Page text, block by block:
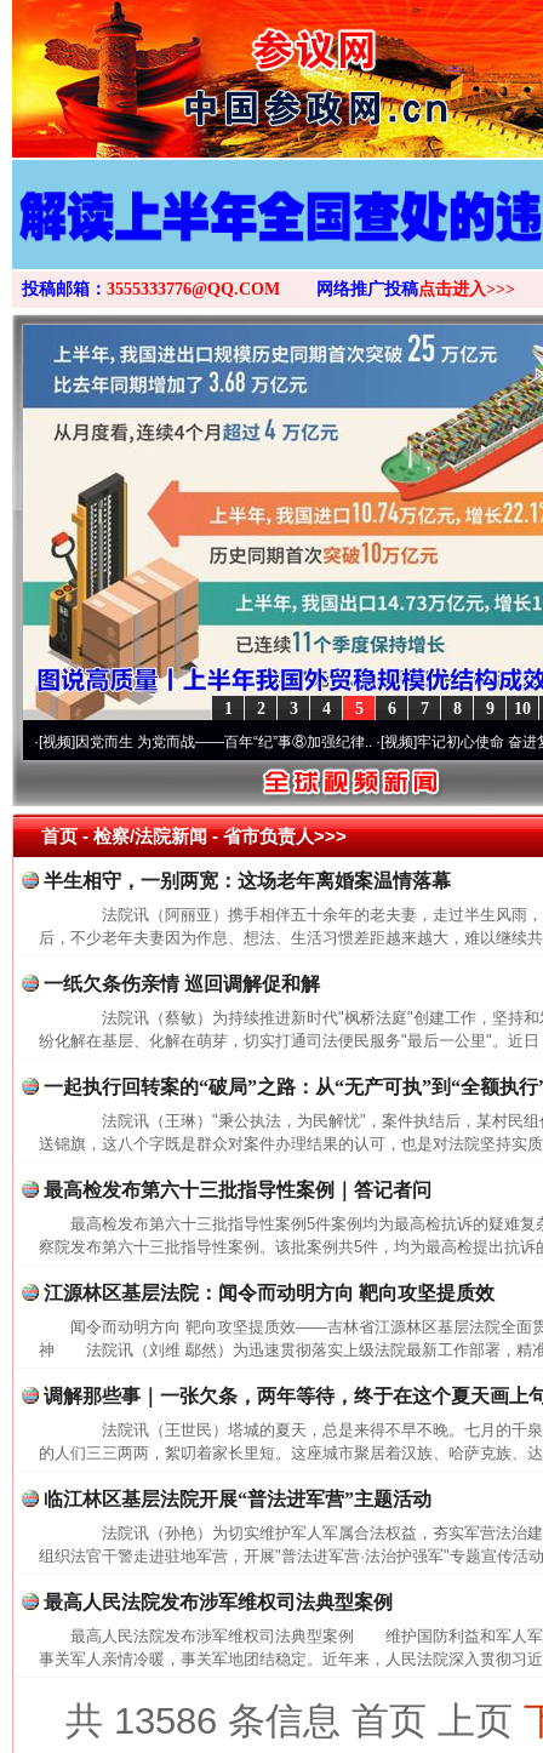
>
投稿邮箱： 3555333776@QQ.COM 网络推广投稿点击进入>>>
10
9
8
7
6
5
4
3
2
1
因党而生 为党而战——百年“纪”事⑧加强纪律..·[视频]牢记初心使命 奋进复兴征
首页- 检察/法院新闻 -省市负责人>>>
半生相守，一别两宽：这场老年离婚案温情落幕
法院讯（阿丽亚）携手相伴五十余年的老夫妻，走过半生风雨
后，不少老年夫妻因为作息、想法、生活习惯差距越来越大，难以继续
一纸欠条伤亲情 巡回调解促和解
法院讯（蔡敏）为持续推进新时代"枫桥法庭"创建工作，坚持和
纷化解在基层、化解在萌芽，切实打通司法便民服务"最后一公里"。近
一起执行回转案的“破局”之路：从“无产可执”到“全额执行
法院讯（王琳）"秉公执法，为民解忧"，案件执结后，某村民组
送锦旗，这八个字既是群众对案件办理结果的认可，也是对法院坚持实
最高检发布第六十三批指导性案例｜答记者问
最高检发布第六十三批指导性案例5件案例均为最高检抗诉的疑
察院发布第六十三批指导性案例。该批案例共5件，均为最高检提出抗诉
江源林区基层法院：闻令而动明方向 靶向攻坚提质效
闻令而动明方向 靶向攻坚提质效——吉林省江源林区基层法院全面
神 法院讯（刘维 鄢然）为迅速贯彻落实上级法院最新工作部署，精
调解那些事｜一张欠条，两年等待，终于在这个夏天画上
法院讯（王世民）塔城的夏天，总是来得不早不晚。七月的千
的人们三三两两，絮叨着家长里短。这座城市聚居着汉族、哈萨克族、
临江林区基层法院开展“普法进军营”主题活动
法院讯（孙艳）为切实维护军人军属合法权益，夯实军营法治
组织法官干警走进驻地军营，开展"普法进军营·法治护强军"专题宣传活
最高人民法院发布涉军维权司法典型案例
最高人民法院发布涉军维权司法典型案例 维护国防利益和军人军
事关军人亲情冷暖，事关军地团结稳定。近年来，人民法院深入贯彻习
共 13586 条信息 首页 上页
网上购药对药下症？
这是一记警钟！ 谢